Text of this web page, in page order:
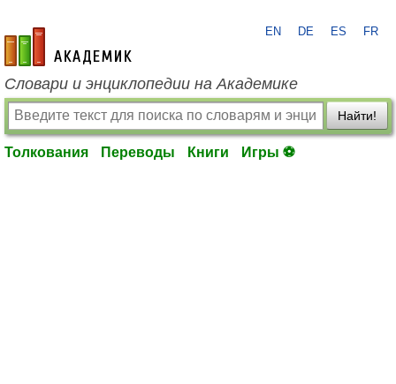
academic.ru
EN DE ES FR
Словари и энциклопедии на Академике
Найти!
Толкования Переводы Книги Игры ⚽